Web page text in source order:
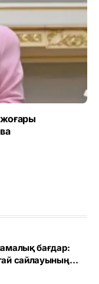
бағдар:
сайлауының